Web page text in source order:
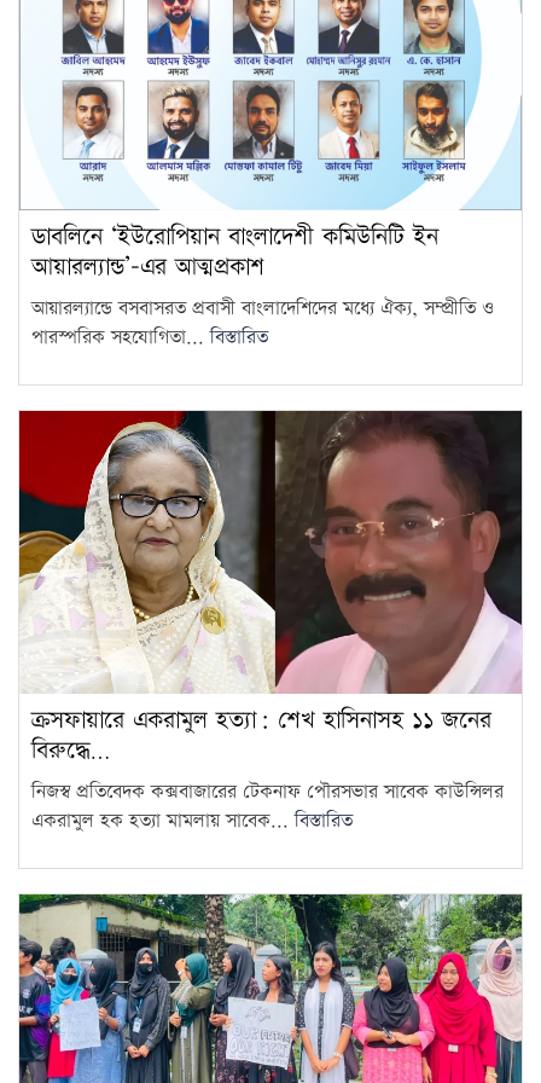
ডাবলিনে ‘ইউরোপিয়ান বাংলাদেশী কমিউনিটি ইন
আয়ারল্যান্ড’-এর আত্মপ্রকাশ
আয়ারল্যান্ডে বসবাসরত প্রবাসী বাংলাদেশিদের মধ্যে ঐক্য, সম্প্রীতি ও
পারস্পরিক সহযোগিতা...বিস্তারিত
ক্রসফায়ারে একরামুল হত্যা: শেখ হাসিনাসহ ১১ জনের
বিরুদ্ধে…
নিজস্ব প্রতিবেদক কক্সবাজারের টেকনাফ পৌরসভার সাবেক কাউন্সিলর
একরামুল হক হত্যা মামলায় সাবেক...বিস্তারিত